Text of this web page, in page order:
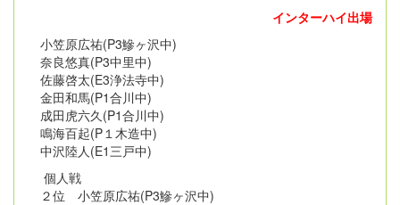
インターハイ出場
小笠原広祐(P3鰺ヶ沢中)
奈良悠真(P3中里中)
佐藤啓太(E3浄法寺中)
金田和馬(P1合川中)
成田虎六久(P1合川中)
鳴海百起(P１木造中)
中沢陸人(E1三戸中)
個人戦
２位 小笠原広祐(P3鰺ヶ沢中)